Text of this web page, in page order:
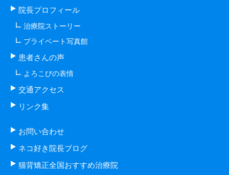
院長プロフィール
治療院ストーリー
プライベート写真館
患者さんの声
よろこびの表情
交通アクセス
リンク集
お問い合わせ
ネコ好き院長ブログ
猫背矯正全国おすすめ治療院